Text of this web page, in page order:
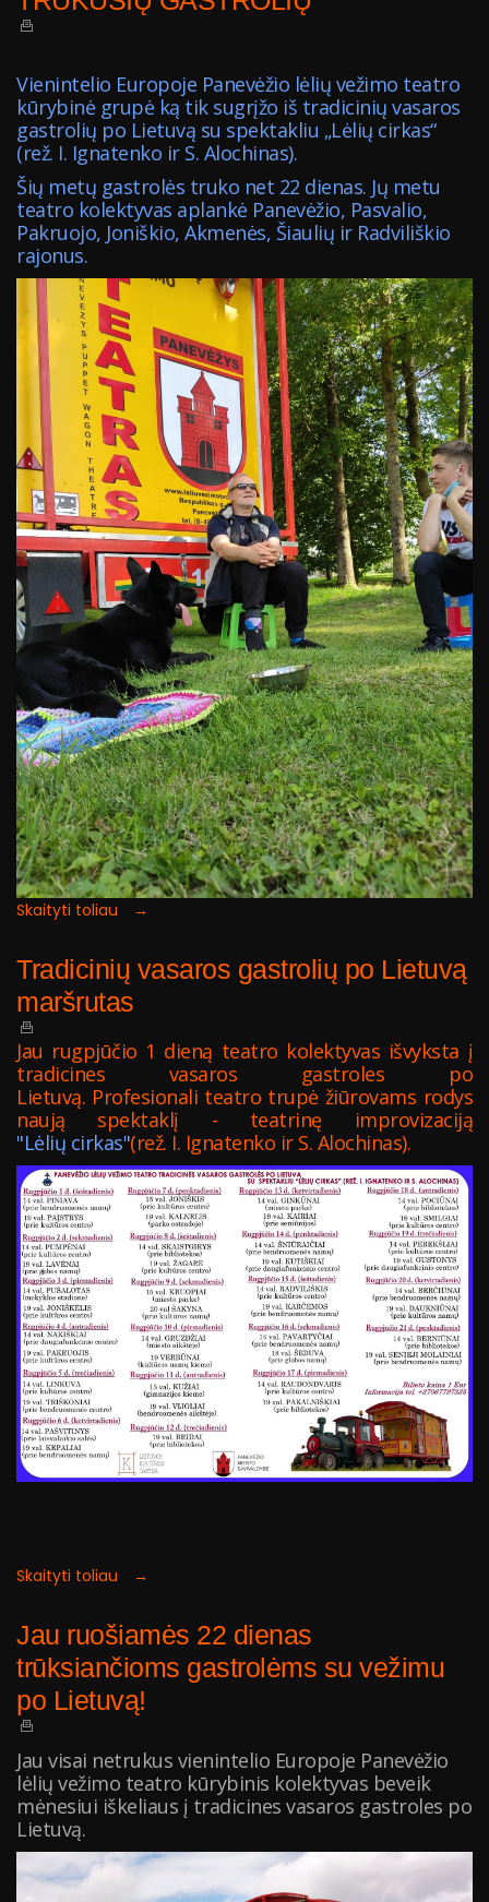
Vienintelio Europoje Panevėžio lėlių vežimo teatro
kūrybinė grupė ką tik sugrįžo iš tradicinių vasaros
gastrolių po Lietuvą su spektakliu „Lėlių cirkas“
(rež. I. Ignatenko ir S. Alochinas).
Šių metų gastrolės truko net 22 dienas. Jų metu
teatro kolektyvas aplankė Panevėžio, Pasvalio,
Pakruojo, Joniškio, Akmenės, Šiaulių ir Radviliškio
rajonus.
Skaityti toliau →
Tradicinių vasaros gastrolių po Lietuvą
maršrutas
Jau rugpjūčio 1 dieną teatro kolektyvas išvyksta į
tradicines vasaros gastroles po
Lietuvą. Profesionali teatro trupė žiūrovams rodys
naują spektaklį - teatrinę improvizaciją
"Lėlių cirkas"(rež. I. Ignatenko ir S. Alochinas).
Skaityti toliau →
Jau ruošiamės 22 dienas
trūksiančioms gastrolėms su vežimu
po Lietuvą!
Jau visai netrukus vienintelio Europoje Panevėžio
lėlių vežimo teatro kūrybinis kolektyvas beveik
mėnesiui iškeliaus į tradicines vasaros gastroles po
Lietuvą.